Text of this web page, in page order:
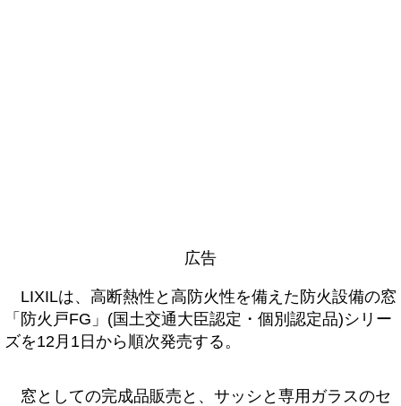
広告
LIXILは、高断熱性と高防火性を備えた防火設備の窓
「防火戸FG」(国土交通大臣認定・個別認定品)シリー
ズを12月1日から順次発売する。
窓としての完成品販売と、サッシと専用ガラスのセ